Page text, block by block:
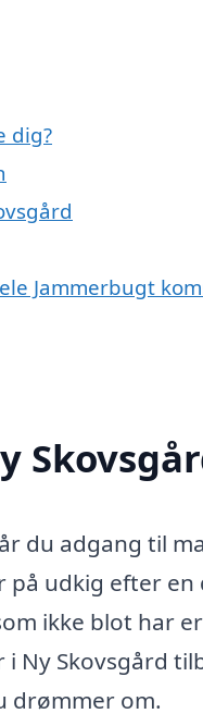
dig?
Jammerbugt
du adgang til
udkig efter
ikke blot har
Ny Skovsgård
drømmer om.